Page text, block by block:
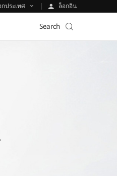
กประเทศ ล็อกอิน
Search